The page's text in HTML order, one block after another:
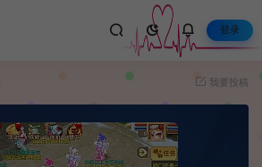
登录
我要投稿